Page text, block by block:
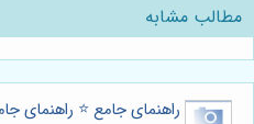
مطالب مشابه
راهنمای جامع ⭐️ راهنمای